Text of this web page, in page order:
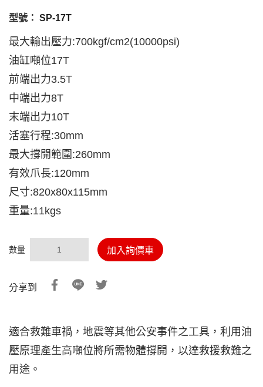
型號： SP-17T
最大輸出壓力:700kgf/cm2(10000psi)
油缸噸位17T
前端出力3.5T
中端出力8T
末端出力10T
活塞行程:30mm
最大撐開範圍:260mm
有效爪長:120mm
尺寸:820x80x115mm
重量:11kgs
數量 加入詢價車
分享到
適合救難車禍，地震等其他公安事件之工具，利用油
壓原理產生高噸位將所需物體撐開，以達救援救難之
用途。